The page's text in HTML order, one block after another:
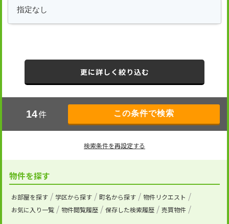
更に詳しく絞り込む
14件
検索条件を再設定する
物件を探す
お部屋を探す 学区から探す 町名から探す
物件リクエスト
お気に入り一覧
物件閲覧履歴 保存した検索履歴 売買物件